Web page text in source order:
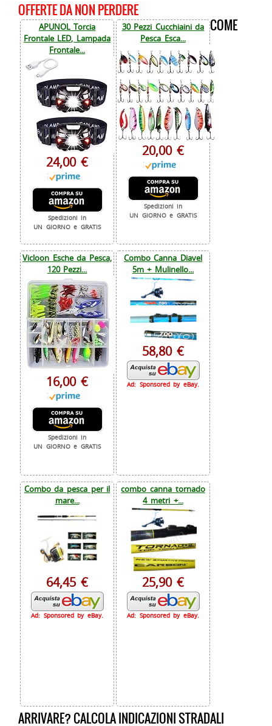
OFFERTE DA NON PERDERE
APUNOL Torcia
Frontale LED, Lampada
Frontale...
24,00 €
Spedizioni in
UN GIORNO e GRATIS
30 Pezzi Cucchiaini da
Pesca Esca...
20,00 €
Spedizioni in
UN GIORNO e GRATIS
Vicloon Esche da Pesca,
120 Pezzi...
16,00 €
Spedizioni in
UN GIORNO e GRATIS
Combo Canna Diavel
5m + Mulinello...
58,80 €
Ad: Sponsored by eBay.
Combo da pesca per il
mare...
64,45 €
Ad: Sponsored by eBay.
combo canna tornado
4 metri +...
25,90 €
Ad: Sponsored by eBay.
COME
ARRIVARE? CALCOLA INDICAZIONI STRADALI